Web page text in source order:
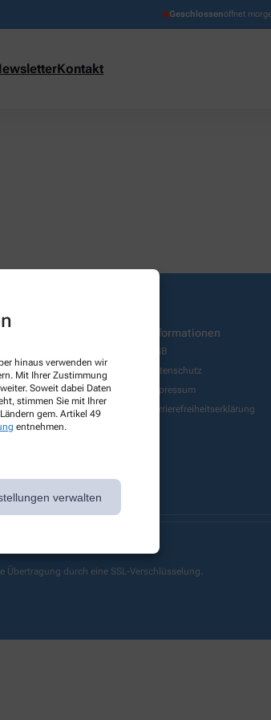
hinaus verwenden wir
Mit Ihrer Zustimmung
Soweit dabei Daten
stimmen Sie mit Ihrer
gem. Artikel 49
entnehmen.
verwalten
Geschlossenöffnet
Kontakt
Informationen
AGB
Datenschutz
Impressum
Barrierefreiheitserklärung
Übertragung durch eine SSL-Verschlüsselung.